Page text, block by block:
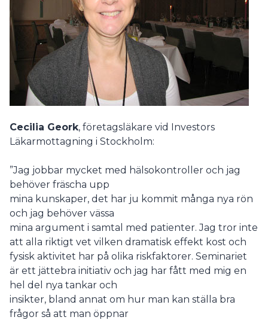
Cecilia Geork, företagsläkare vid Investors
Läkarmottagning i Stockholm:
”Jag jobbar mycket med hälsokontroller och jag
behöver fräscha upp
mina kunskaper, det har ju kommit många nya rön
och jag behöver vässa
mina argument i samtal med patienter. Jag tror inte
att alla riktigt vet vilken dramatisk effekt kost och
fysisk aktivitet har på olika riskfaktorer. Seminariet
är ett jättebra initiativ och jag har fått med mig en
hel del nya tankar och
insikter, bland annat om hur man kan ställa bra
frågor så att man öppnar